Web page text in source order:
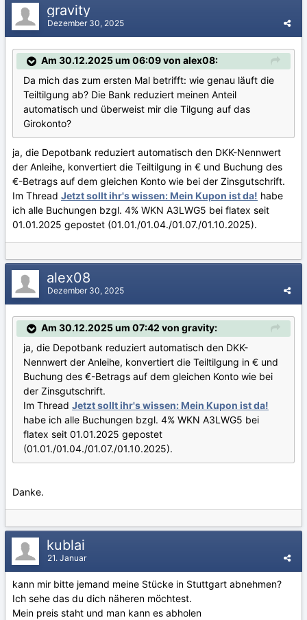
gravity
Dezember 30, 2025
Am 30.12.2025 um 06:09 von alex08:
Da mich das zum ersten Mal betrifft: wie genau läuft die
Teiltilgung ab? Die Bank reduziert meinen Anteil
automatisch und überweist mir die Tilgung auf das
Girokonto?
ja, die Depotbank reduziert automatisch den DKK-Nennwert
der Anleihe, konvertiert die Teiltilgung in € und Buchung des
€-Betrags auf dem gleichen Konto wie bei der Zinsgutschrift.
Im Thread Jetzt sollt ihr's wissen: Mein Kupon ist da! habe
ich alle Buchungen bzgl. 4% WKN A3LWG5 bei flatex seit
01.01.2025 gepostet (01.01./01.04./01.07./01.10.2025).
alex08
Dezember 30, 2025
Am 30.12.2025 um 07:42 von gravity:
ja, die Depotbank reduziert automatisch den DKK-
Nennwert der Anleihe, konvertiert die Teiltilgung in € und
Buchung des €-Betrags auf dem gleichen Konto wie bei
der Zinsgutschrift.
Im Thread Jetzt sollt ihr's wissen: Mein Kupon ist da!
habe ich alle Buchungen bzgl. 4% WKN A3LWG5 bei
flatex seit 01.01.2025 gepostet
(01.01./01.04./01.07./01.10.2025).
Danke.
kublai
21. Januar
kann mir bitte jemand meine Stücke in Stuttgart abnehmen?
Ich sehe das du dich näheren möchtest.
Mein preis staht und man kann es abholen